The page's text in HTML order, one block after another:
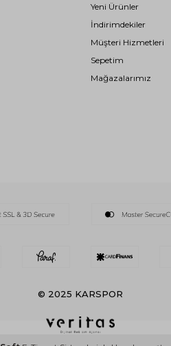
Yeni Ürünler
İndirimdekiler
Müşteri Hizmetleri
Sepetim
Mağazalarımız
© 2025 KARSPOR